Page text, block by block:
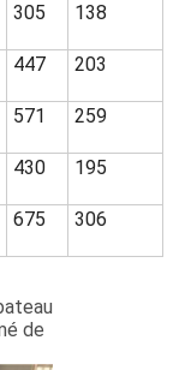
305 138
447 203
571 259
430 195
675 306